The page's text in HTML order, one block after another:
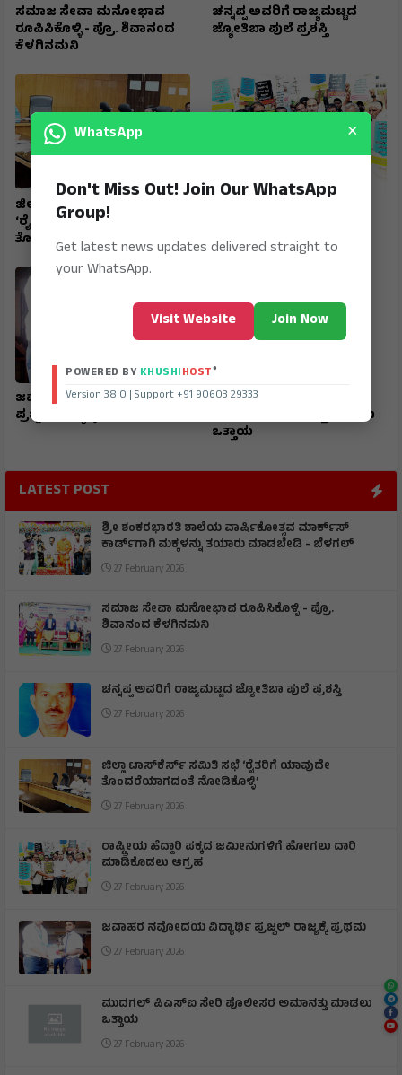
ಸಮಾಜ ಸೇವಾ ಮನೋಭಾವ
ರೂಪಿಸಿಕೊಳ್ಳಿ - ಪ್ರೊ. ಶಿವಾನಂದ
ಕೆಳಗಿನಮನಿ
ಚನ್ನಪ್ಪ ಅವರಿಗೆ ರಾಜ್ಯಮಟ್ಟದ
ಜ್ಯೋತಿಬಾ ಪುಲೆ ಪ್ರಶಸ್ತಿ
ಜಿಲ್ಲಾ ಟಾಸ್‌‌ಕೆರ್ಸ್ ಸಮಿತಿ ಸಭೆ
‘ರೈತರಿಗೆ ಯಾವುದೇ
ತೊಂದರೆಯಾಗದಂತೆ ನೋಡಿಕೊಳ್ಳಿ’
ಮಾಡಿಕೊಡಲು ಆಗ್ರಹ
ಜವಾಹರ ನವೋದಯ ವಿದ್ಯಾರ್ಥಿ
ಪ್ರಜ್ವಲ್ ರಾಜ್ಯಕ್ಕೆ ಪ್ರಥಮ
ಮುದಗಲ್ ಪಿಎಸ್‌ಐ ಸೇರಿ
ಪೊಲೀಸರ ಅಮಾನತ್ತು ಮಾಡಲು
ಒತ್ತಾಯ
LATEST POST
ಶ್ರೀ ಶಂಕರಭಾರತಿ ಶಾಲೆಯ ವಾರ್ಷಿಕೋತ್ಸವ ಮಾರ್ಕ್‌ಸ್‌
ಕಾರ್ಡ್‌ಗಾಗಿ ಮಕ್ಕಳನ್ನು ತಯಾರು ಮಾಡಬೇಡಿ - ಬೆಳಗಲ್
27 February 2026
ಸಮಾಜ ಸೇವಾ ಮನೋಭಾವ ರೂಪಿಸಿಕೊಳ್ಳಿ - ಪ್ರೊ.
ಶಿವಾನಂದ ಕೆಳಗಿನಮನಿ
27 February 2026
ಚನ್ನಪ್ಪ ಅವರಿಗೆ ರಾಜ್ಯಮಟ್ಟದ ಜ್ಯೋತಿಬಾ ಪುಲೆ ಪ್ರಶಸ್ತಿ
27 February 2026
ಜಿಲ್ಲಾ ಟಾಸ್‌‌ಕೆರ್ಸ್ ಸಮಿತಿ ಸಭೆ ‘ರೈತರಿಗೆ ಯಾವುದೇ
ತೊಂದರೆಯಾಗದಂತೆ ನೋಡಿಕೊಳ್ಳಿ’
27 February 2026
ರಾಷ್ಟ್ರೀಯ ಹೆದ್ದಾರಿ ಪಕ್ಕದ ಜಮೀನುಗಳಿಗೆ ಹೋಗಲು ದಾರಿ
ಮಾಡಿಕೊಡಲು ಆಗ್ರಹ
27 February 2026
ಜವಾಹರ ನವೋದಯ ವಿದ್ಯಾರ್ಥಿ ಪ್ರಜ್ವಲ್ ರಾಜ್ಯಕ್ಕೆ ಪ್ರಥಮ
27 February 2026
ಮುದಗಲ್ ಪಿಎಸ್‌ಐ ಸೇರಿ ಪೊಲೀಸರ ಅಮಾನತ್ತು ಮಾಡಲು
ಒತ್ತಾಯ
27 February 2026
WhatsApp ×
Don't Miss Out! Join Our WhatsApp
Group!
Get latest news updates delivered straight to
your WhatsApp.
Visit Website Join Now
POWERED BY KHUSHIHOST®
Version 38.0 | Support +91 90603 29333